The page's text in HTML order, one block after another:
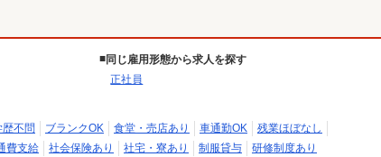
同じ雇用形態から求人を探す
正社員
歴不問 ブランクOK 食堂・売店あり 車通勤OK
残業ほぼなし
費支給 社会保険あり 社宅・寮あり 制服貸与 研修制度あり